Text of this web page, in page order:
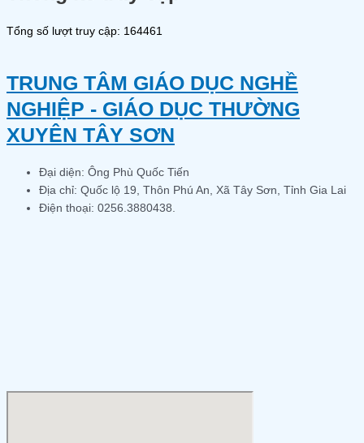
Tổng số lượt truy cập: 164461
TRUNG TÂM GIÁO DỤC NGHỀ
NGHIỆP - GIÁO DỤC THƯỜNG
XUYÊN TÂY SƠN
Đại diện: Ông Phù Quốc Tiến
Địa chỉ: Quốc lộ 19, Thôn Phú An, Xã Tây Sơn, Tỉnh Gia Lai
Điện thoại: 0256.3880438.